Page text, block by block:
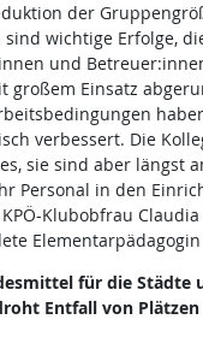
der
wichtige Erfolge,
und
großem Einsatz
verbessert. Die
sie sind aber längst
Personal in den
Klubobfrau
für die Städte
Entfall von Plätzen